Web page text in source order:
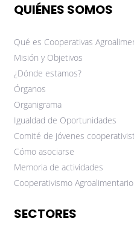
QUIÉNES SOMOS
Qué es Cooperativas
Misión y Objetivos
¿Dónde estamos?
Órganos
Organigrama
Igualdad de Oportunidades
Comité de jóvenes
Cómo asociarse
Memoria de actividades
Cooperativismo Agroalimentario
SECTORES